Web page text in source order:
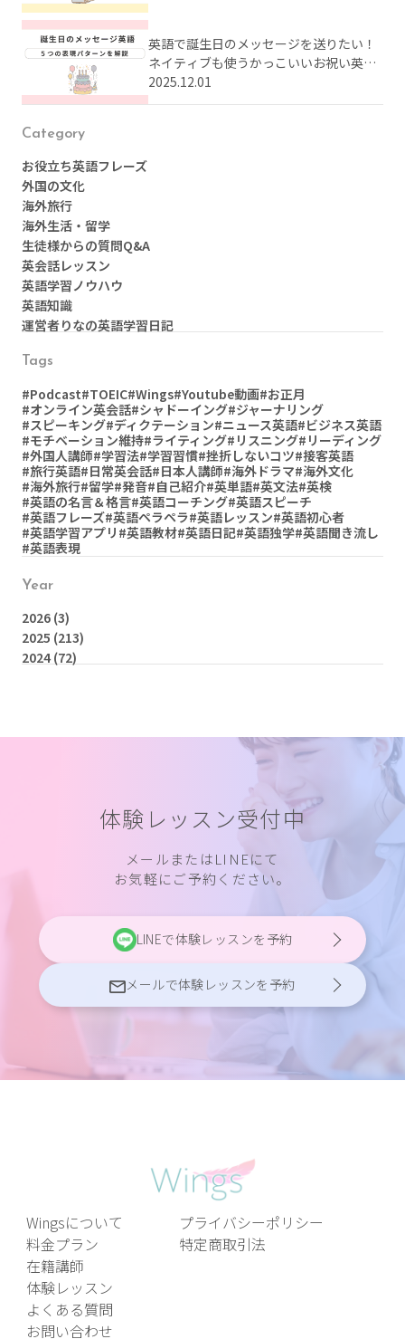
英語で誕生日のメッセージを送りたい！
ネイティブも使うかっこいいお祝い英語
をまとめてご紹介
2025.12.01
Category
お役立ち英語フレーズ
外国の文化
海外旅行
海外生活・留学
生徒様からの質問Q&A
英会話レッスン
英語学習ノウハウ
英語知識
運営者りなの英語学習日記
Tags
#Podcast#TOEIC#Wings#Youtube動画#お正月
#オンライン英会話#シャドーイング#ジャーナリング
#スピーキング#ディクテーション#ニュース英語#ビジネス英語
#モチベーション維持#ライティング#リスニング#リーディング
#外国人講師#学習法#学習習慣#挫折しないコツ#接客英語
#旅行英語#日常英会話#日本人講師#海外ドラマ#海外文化
#海外旅行#留学#発音#自己紹介#英単語#英文法#英検
#英語の名言＆格言#英語コーチング#英語スピーチ
#英語フレーズ#英語ペラペラ#英語レッスン#英語初心者
#英語学習アプリ #英語教材#英語日記#英語独学#英語聞き流し
#英語表現
Year
2026 (3)
2025 (213)
2024(72)
体験レッスン受付中
メールまたはLINEにて
お気軽にご予約ください。
LINEで体験レッスンを予約
メールで体験レッスンを予約
Wingsについて
料金プラン
在籍講師
体験レッスン
よくある質問
お問い合わせ
プライバシーポリシー
特定商取引法